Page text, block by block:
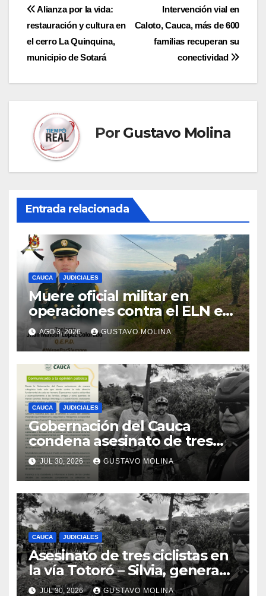
Navegación
de
entradas
Intervención vial en
Caloto, Cauca, más de 600
familias recuperan su
conectividad
Alianza por la vida:
restauración y cultura en
el cerro La Quinquina,
municipio de Sotará
Por Gustavo Molina
Entrada relacionada
CAUCA JUDICIALES
Muere oficial militar en
operaciones contra el ELN en
el sur del Cauca
AGO 3, 2026 GUSTAVO MOLINA
CAUCA JUDICIALES
Gobernación del Cauca
condena asesinato de tres
ciudadanos y exige medidas
urgentes al Gobierno
Nacional
JUL 30, 2026 GUSTAVO MOLINA
CAUCA JUDICIALES
Asesinato de tres ciclistas en
la vía Totoró – Silvia, genera
consternación en el Cauca
JUL 30, 2026 GUSTAVO MOLINA